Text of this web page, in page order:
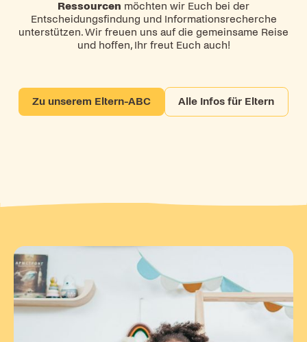
Ressourcen möchten wir Euch bei der
Entscheidungsfindung und Informationsrecherche
unterstützen. Wir freuen uns auf die gemeinsame Reise
und hoffen, Ihr freut Euch auch!
Zu unserem Eltern-ABC Alle Infos für Eltern